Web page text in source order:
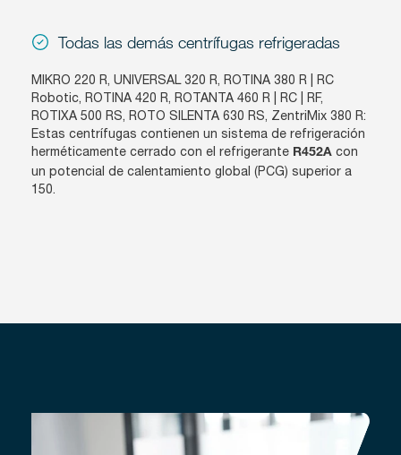
Todas las demás centrífugas refrigeradas
MIKRO 220 R, UNIVERSAL 320 R, ROTINA 380 R | RC
Robotic, ROTINA 420 R, ROTANTA 460 R | RC | RF,
ROTIXA 500 RS, ROTO SILENTA 630 RS, ZentriMix 380 R:
Estas centrífugas contienen un sistema de refrigeración
herméticamente cerrado con el refrigerante R452A con
un potencial de calentamiento global (PCG) superior a
150.